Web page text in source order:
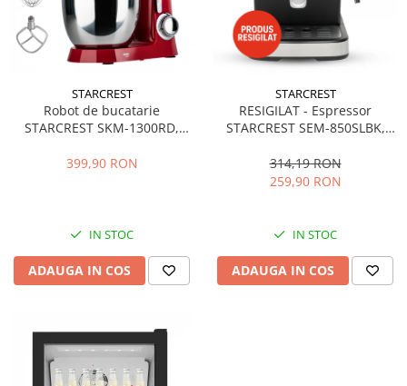
STARCREST
Robot de bucatarie
STARCREST SKM-1300RD,
Accesorii, 10 Viteze + Pulse,
399,90 RON
IN STOC
ADAUGA IN COS
STARCREST
RESIGILAT - Espressor
STARCREST SEM-850SLBK,
detasabil 1.5L, dispozitiv
spumare, filtru dublu din
314,19 RON
259,90 RON
IN STOC
ADAUGA IN COS